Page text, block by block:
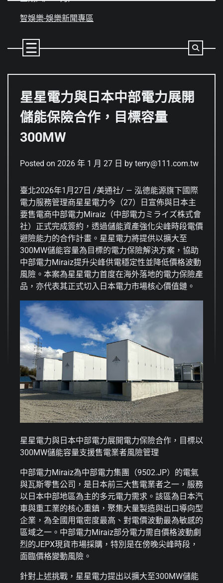
智娛樂-娛樂新聞專區
星星電力與日本中部電力展開
儲能保險合作，目標容量
300MW
Posted on 2026 年 1 月 27 日 by terry@111.com.tw
臺北2026年1月27日 /美通社/ — 泓德能源旗下國際
電力服務管理商星星電力今（27）日宣佈與日本主
要售電商中部電力Miraiz（中部電力ミライズ株式會
社）正式完成簽約，透過儲能資產強化尖峰時段電價
避險能力的合作計畫。星星電力將提供以擴大至
300MW儲能容量為目標的電力保險解決方案，協助
中部電力Miraiz提升尖峰供電穩定性並降低價格波動
風險。本案為星星電力首度在海外落地的電力保險產
品，亦代表其正式切入日本電力市場核心價值鏈。
星星電力與日本中部電力展開電力保險合作，目標以
300MW儲能容量支援售電業者風險管理
中部電力Miraiz為中部電力集團（9502.JP）的電氣
與瓦斯零售公司，是日本前三大售電業者之一，服務
以日本中部地區為主的多元電力需求。該區為日本汽
車與重工業的核心重鎮，聚集大量製造與出口導向型
企業，為全國用電密度最高、對電價波動最為敏感的
區域之一。中部電力Miraiz部分電力需自價格波動劇
烈的JEPX現貨市場採購，特別是在傍晚尖峰時段，
面臨價格變動風險。
針對上述挑戰，星星電力提出以擴大至300MW儲能